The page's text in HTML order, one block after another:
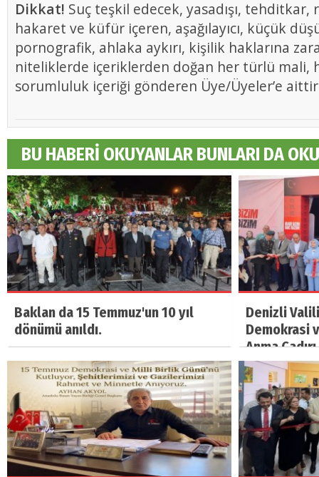
Dikkat! Suç teşkil edecek, yasadışı, tehditkar,
hakaret ve küfür içeren, aşağılayıcı, küçük
pornografik, ahlaka aykırı, kişilik haklarına
niteliklerde içeriklerden doğan her türlü mali,
sorumluluk içeriği gönderen Üye/Üyeler’e
BU HABERİ OKUYANLAR BUNLARI DA
Baklan da 15 Temmuz'un 10 yıl
dönümü anıldı.
Denizli
Demokrasi
Anma